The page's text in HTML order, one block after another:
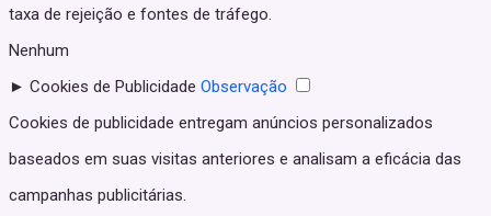
taxa de rejeição e fontes de tráfego.
Nenhum
► Cookies de Publicidade Observação
Cookies de publicidade entregam anúncios personalizados
baseados em suas visitas anteriores e analisam a eficácia das
campanhas publicitárias.